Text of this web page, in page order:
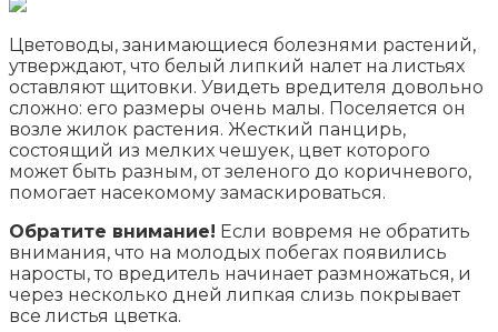
Цветоводы, занимающиеся болезнями растений,
утверждают, что белый липкий налет на листьях
оставляют щитовки. Увидеть вредителя довольно
сложно: его размеры очень малы. Поселяется он
возле жилок растения. Жесткий панцирь,
состоящий из мелких чешуек, цвет которого
может быть разным, от зеленого до коричневого,
помогает насекомому замаскироваться.
Обратите внимание! Если вовремя не обратить
внимания, что на молодых побегах появились
наросты, то вредитель начинает размножаться, и
через несколько дней липкая слизь покрывает
все листья цветка.